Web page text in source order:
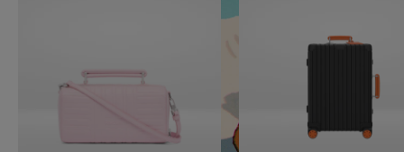
PAUSA,
PREMERE
SILENZIATO,
ATTIVARE